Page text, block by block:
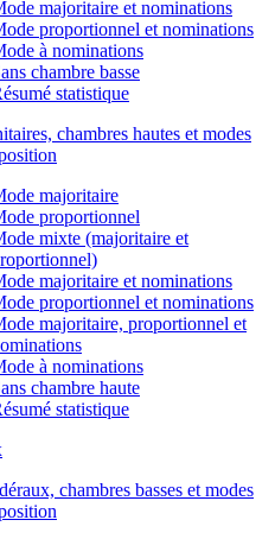
majoritaire et nominations
proportionnel et nominations
à nominations
chambre basse
statistique
chambres hautes et modes
majoritaire
proportionnel
mixte (majoritaire et
majoritaire et nominations
proportionnel et nominations
majoritaire, proportionnel et
à nominations
chambre haute
statistique
chambres basses et modes